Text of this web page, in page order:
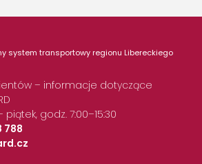
system transportowy regionu Libereckiego
– informacje dotyczące
piątek, godz. 7:00–15:30
788